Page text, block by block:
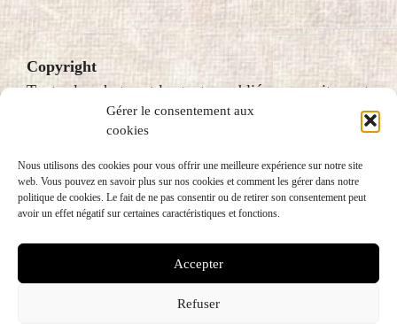
Gérer le consentement aux
cookies
Nous utilisons des cookies pour vous offrir une meilleure expérience sur notre site
web. Vous pouvez en savoir plus sur nos cookies et comment les gérer dans notre
politique de cookies. Le fait de ne pas consentir ou de retirer son consentement peut
avoir un effet négatif sur certaines caractéristiques et fonctions.
Accepter
Refuser
Copyright
Toutes les photos et les textes publiés sur ce site sont
protégés par le droit d’auteur et donc soumis au
copyright. Pour plus d’information, veuillez écrire à
fondation@charlesclement.ch